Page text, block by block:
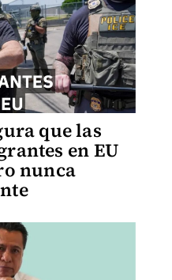
que las
en EU
nunca